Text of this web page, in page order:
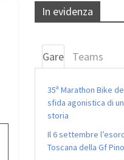
In evidenza
Gare Teams
35ª Marathon Bike
sfida agonistica di
storia
Il 6 settembre
Toscana della Gf